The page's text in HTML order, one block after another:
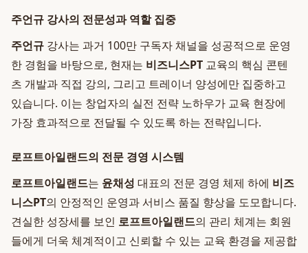
주언규 강사의 전문성과 역할 집중
주언규 강사는 과거 100만 구독자 채널을 성공적으로 운영
한 경험을 바탕으로, 현재는 비즈니스PT 교육의 핵심 콘텐
츠 개발과 직접 강의, 그리고 트레이너 양성에만 집중하고
있습니다. 이는 창업자의 실전 전략 노하우가 교육 현장에
가장 효과적으로 전달될 수 있도록 하는 전략입니다.
로프트아일랜드의 전문 경영 시스템
로프트아일랜드는 윤채성 대표의 전문 경영 체제 하에 비즈
니스PT의 안정적인 운영과 서비스 품질 향상을 도모합니다.
견실한 성장세를 보인 로프트아일랜드의 관리 체계는 회원
들에게 더욱 체계적이고 신뢰할 수 있는 교육 환경을 제공합